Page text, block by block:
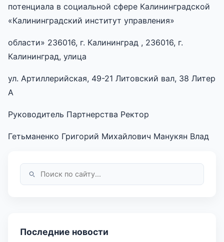
потенциала в социальной сфере Калининградской
«Калининградский институт управления»
области» 236016, г. Калининград , 236016, г.
Калининград, улица
ул. Артиллерийская, 49-21 Литовский вал, 38 Литер
А
Руководитель Партнерства Ректор
Гетьманенко Григорий Михайлович Манукян Влад
Последние новости